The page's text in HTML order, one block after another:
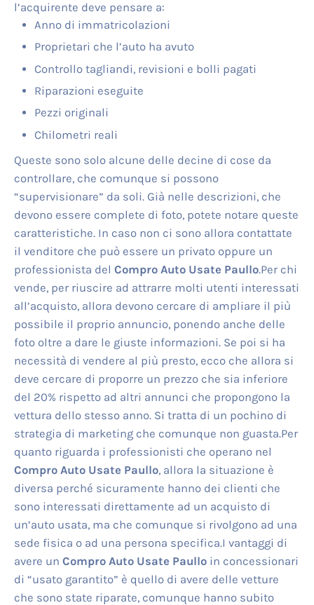
l’acquirente deve pensare a:
Anno di immatricolazioni
Proprietari che l’auto ha avuto
Controllo tagliandi, revisioni e bolli pagati
Riparazioni eseguite
Pezzi originali
Chilometri reali
Queste sono solo alcune delle decine di cose da
controllare, che comunque si possono
“supervisionare” da soli. Già nelle descrizioni, che
devono essere complete di foto, potete notare queste
caratteristiche. In caso non ci sono allora contattate
il venditore che può essere un privato oppure un
professionista del Compro Auto Usate Paullo.Per chi
vende, per riuscire ad attrarre molti utenti interessati
all’acquisto, allora devono cercare di ampliare il più
possibile il proprio annuncio, ponendo anche delle
foto oltre a dare le giuste informazioni. Se poi si ha
necessità di vendere al più presto, ecco che allora si
deve cercare di proporre un prezzo che sia inferiore
del 20% rispetto ad altri annunci che propongono la
vettura dello stesso anno. Si tratta di un pochino di
strategia di marketing che comunque non guasta.Per
quanto riguarda i professionisti che operano nel
Compro Auto Usate Paullo, allora la situazione è
diversa perché sicuramente hanno dei clienti che
sono interessati direttamente ad un acquisto di
un’auto usata, ma che comunque si rivolgono ad una
sede fisica o ad una persona specifica.I vantaggi di
avere un Compro Auto Usate Paulloin concessionari
di “usato garantito” è quello di avere delle vetture
che sono state riparate, comunque hanno subito